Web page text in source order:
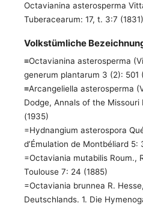
Octavianina asterosperma
Tuberacearum: 17, t. 3:7 (1831)
Volkstümliche
≡Octavianina asterosperma
generum plantarum 3 (2): 501
≡Arcangeliella asterosperma
Dodge, Annals of the
(1935)
=Hydnangium asterospora
d’Émulation de Montbéliard 5:
=Octaviania mutabilis Roum.,
Toulouse 7: 24 (1885)
=Octaviania brunnea R.
Deutschlands. 1. Die